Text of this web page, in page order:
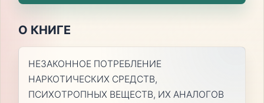
О КНИГЕ
НЕЗАКОННОЕ ПОТРЕБЛЕНИЕ
НАРКОТИЧЕСКИХ СРЕДСТВ,
ПСИХОТРОПНЫХ ВЕЩЕСТВ, ИХ АНАЛОГОВ